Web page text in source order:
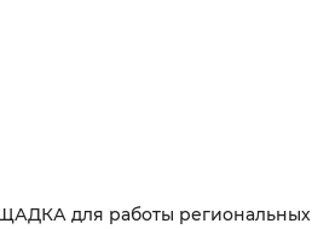
для работы региональных